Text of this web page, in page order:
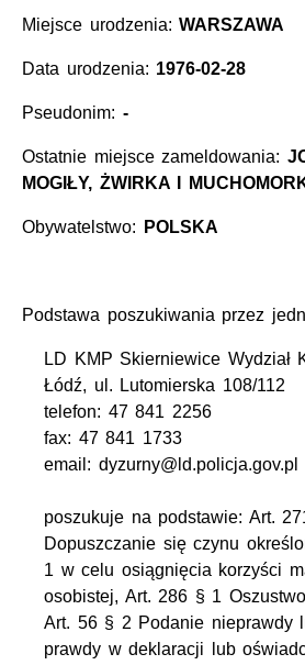
Miejsce urodzenia:WARSZAWA
Data urodzenia: 1976-02-28
Pseudonim: -
Ostatnie miejsce zameldowania:
MOGIŁY, ŻWIRKA I
Obywatelstwo: POLSKA
Podstawa poszukiwania przez
LD KMP Skierniewice Wydział
Łódź, ul. Lutomierska 108/112
telefon: 47 841 2256
fax: 47 841 1733
email: dyzurny@ld.policja.gov.pl
poszukuje na podstawie: Art.
Dopuszczanie się czynu
1 w celu osiągnięcia korzyści
osobistej, Art. 286 § 1
Art. 56 § 2 Podanie nieprawdy
prawdy w deklaracji lub